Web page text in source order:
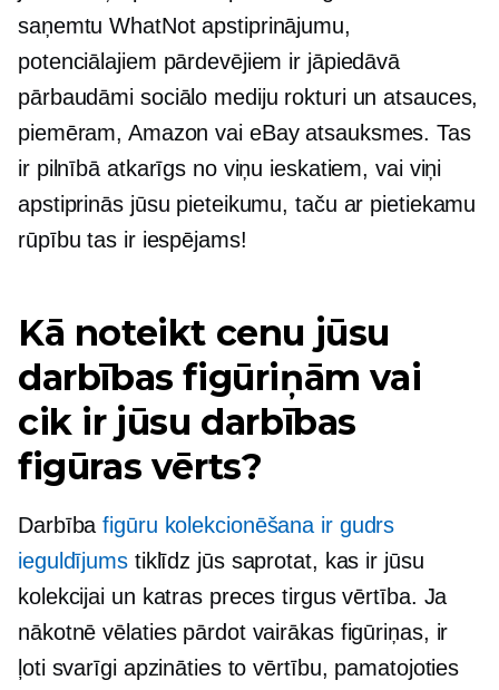
saņemtu WhatNot apstiprinājumu,
potenciālajiem pārdevējiem ir jāpiedāvā
pārbaudāmi sociālo mediju rokturi un atsauces,
piemēram, Amazon vai eBay atsauksmes. Tas
ir pilnībā atkarīgs no viņu ieskatiem, vai viņi
apstiprinās jūsu pieteikumu, taču ar pietiekamu
rūpību tas ir iespējams!
Kā noteikt cenu jūsu
darbības figūriņām vai
cik ir jūsu darbības
figūras vērts?
Darbībafigūru kolekcionēšana ir gudrs
ieguldījumstiklīdz jūs saprotat, kas ir jūsu
kolekcijai un katras preces tirgus vērtība. Ja
nākotnē vēlaties pārdot vairākas figūriņas, ir
ļoti svarīgi apzināties to vērtību, pamatojoties